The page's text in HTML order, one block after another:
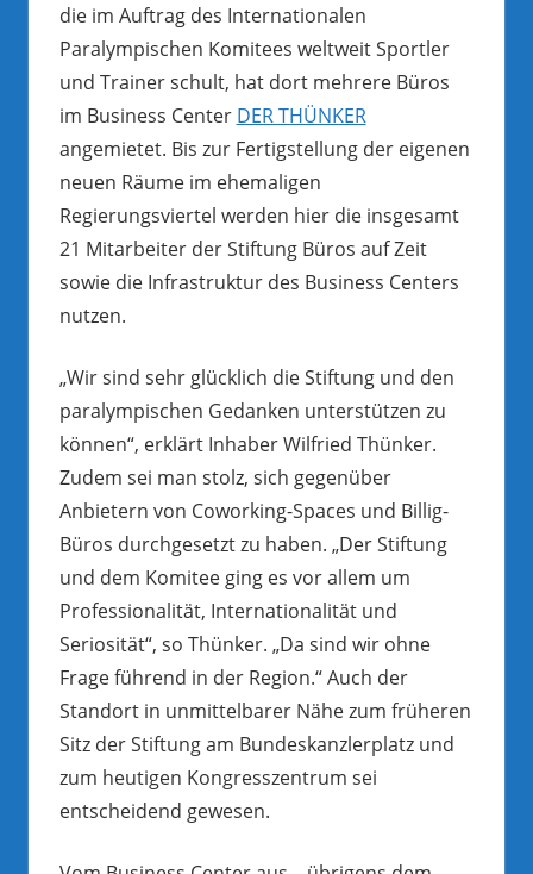
die im Auftrag des Internationalen
Paralympischen Komitees weltweit Sportler
und Trainer schult, hat dort mehrere Büros
im Business Center DER THÜNKER
angemietet. Bis zur Fertigstellung der eigenen
neuen Räume im ehemaligen
Regierungsviertel werden hier die insgesamt
21 Mitarbeiter der Stiftung Büros auf Zeit
sowie die Infrastruktur des Business Centers
nutzen.
„Wir sind sehr glücklich die Stiftung und den
paralympischen Gedanken unterstützen zu
können“, erklärt Inhaber Wilfried Thünker.
Zudem sei man stolz, sich gegenüber
Anbietern von Coworking-Spaces und Billig-
Büros durchgesetzt zu haben. „Der Stiftung
und dem Komitee ging es vor allem um
Professionalität, Internationalität und
Seriosität“, so Thünker. „Da sind wir ohne
Frage führend in der Region.“ Auch der
Standort in unmittelbarer Nähe zum früheren
Sitz der Stiftung am Bundeskanzlerplatz und
zum heutigen Kongresszentrum sei
entscheidend gewesen.